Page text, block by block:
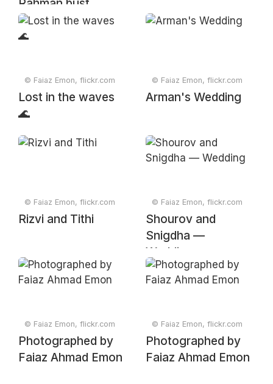
Rahman bust
© Faiaz Emon, flickr.com
Lost in the waves
🌊
© Faiaz Emon, flickr.com
Arman's Wedding
© Faiaz Emon, flickr.com
Rizvi and Tithi
© Faiaz Emon, flickr.com
Shourov and
Snigdha —
Wedding
© Faiaz Emon, flickr.com
Photographed by
Faiaz Ahmad Emon
© Faiaz Emon, flickr.com
Photographed by
Faiaz Ahmad Emon